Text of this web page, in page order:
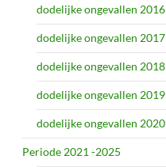
dodelijke ongevallen 2016
dodelijke ongevallen 2017
dodelijke ongevallen 2018
dodelijke ongevallen 2019
dodelijke ongevallen 2020
Periode 2021 -2025